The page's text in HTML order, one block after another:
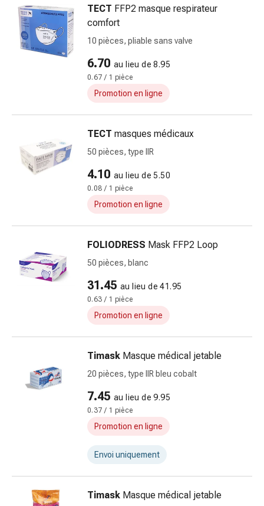
et
colle
tissulaire
Pommade
vésicante
Tampons
médicaux
Hygiène
oreilles
Douleurs
auriculaires
yeux
Inflammation
oculaire
Pansements
ophtalmiques
Hygiène
oculaire
circulation
et
compression
TECT FFP2 masque respirateur
comfort
10 pièces, pliable sans valve
6.70 au lieu de 8.95
0.67 / 1 pièce
Promotion en ligne
TECT masques médicaux
50 pièces, type IIR
4.10 au lieu de 5.50
0.08 / 1 pièce
Promotion en ligne
FOLIODRESS Mask FFP2 Loop
50 pièces, blanc
31.45 au lieu de 41.95
0.63 / 1 pièce
Promotion en ligne
Timask Masque médical jetable
20 pièces, type IIR bleu cobalt
7.45 au lieu de 9.95
0.37 / 1 pièce
Promotion en ligne
Envoi uniquement
Timask Masque médical jetable